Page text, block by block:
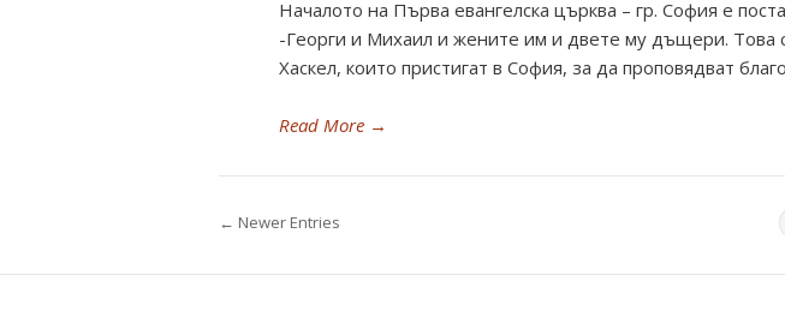
Началото на Първа евангелска църква – гр. София е
-Георги и Михаил и жените им и двете му дъщери. Това
Хаскел, които пристигат в София, за да проповядват
Read More →
← Newer Entries